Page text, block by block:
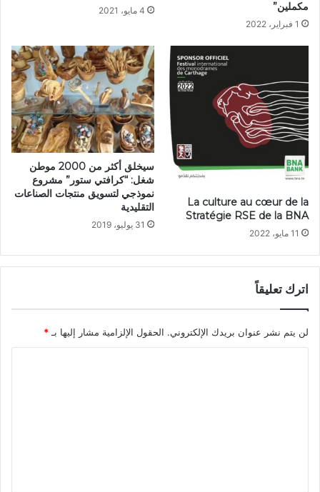
مكملين”
1 فبراير، 2022
4 مايو، 2021
La culture au cœur de la
Stratégie RSE de la BNA
11 مايو، 2022
سيخلق أكثر من 2000 موطن
شغل: “كرافتي ستور” مشروع
نموذجي لتسويق منتجات الصناعات
التقليدية
31 يوليو، 2019
اترك تعليقاً
لن يتم نشر عنوان بريدك الإلكتروني. الحقول الإلزامية مشار إليها بـ *